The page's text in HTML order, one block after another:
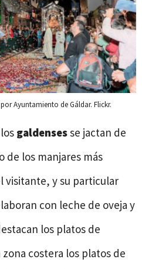
Ayuntamiento de Gáldar. Flickr.
galdensesse jactan de
de los manjares más
visitante, y su particular
con leche de oveja y
los platos de
zona costera los platos de